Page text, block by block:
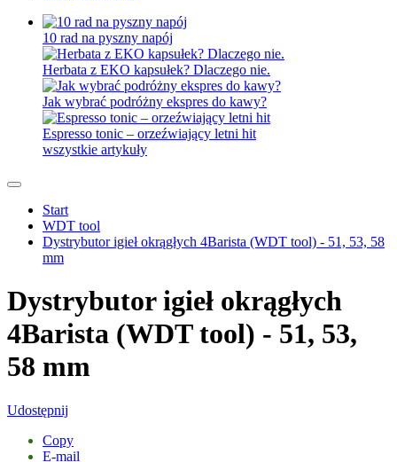
10 rad na pyszny napój
Herbata z EKO kapsułek? Dlaczego nie.
Jak wybrać podróżny ekspres do kawy?
Espresso tonic – orzeźwiający letni hit
wszystkie artykuły
Start
WDT tool
Dystrybutor igieł okrągłych 4Barista (WDT tool) - 51, 53, 58
mm
Dystrybutor igieł okrągłych
4Barista (WDT tool) - 51, 53,
58 mm
Udostępnij
Copy
E-mail